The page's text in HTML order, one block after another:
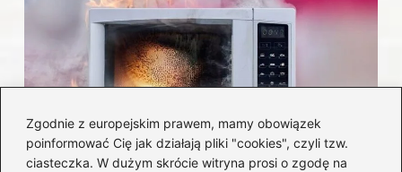
Zgodnie z europejskim prawem, mamy obowiązek
poinformować Cię jak działają pliki "cookies", czyli tzw.
ciasteczka. W dużym skrócie witryna prosi o zgodę na
Czy można włożyć styropian do